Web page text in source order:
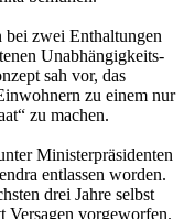
bei zwei Enthaltungen
Unabhängigkeits-
sah vor, das
zu einem nur
zu machen.
Ministerpräsidenten
entlassen worden.
drei Jahre selbst
Versagen vorgeworfen.